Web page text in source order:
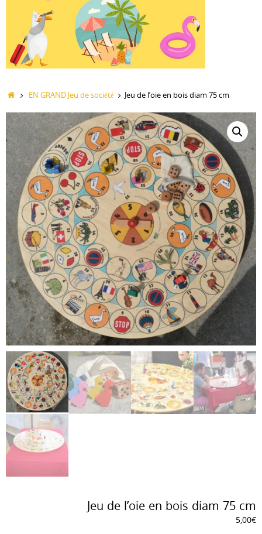
AccueilEN GRAND Jeu de société Jeu de l’oie en bois diam 75 cm
Jeu de l’oie en bois diam 75 cm
5,00€